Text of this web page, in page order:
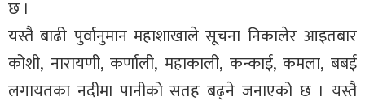
छ ।
यस्तै बाढी पुर्वानुमान महाशाखाले सूचना निकालेर आइतबार
कोशी, नारायणी, कर्णाली, महाकाली, कन्काई, कमला, बबई
लगायतका नदीमा पानीको सतह बढ्ने जनाएको छ । यस्तै